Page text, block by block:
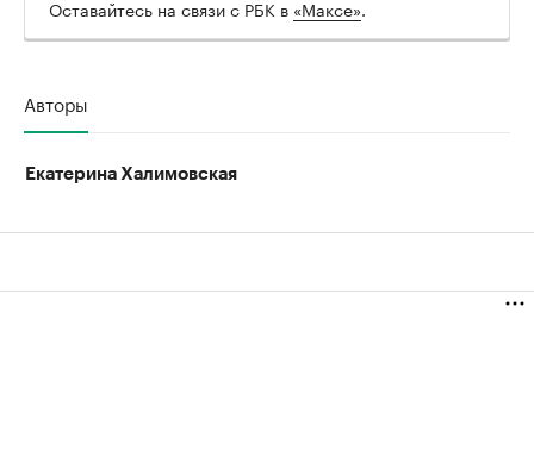
Оставайтесь на связи с РБК в «Максе».
Авторы
Екатерина Халимовская